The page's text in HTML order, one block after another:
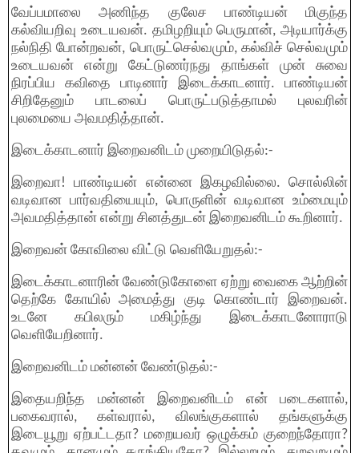
வேப்பமாலை அணிந்த குலேச பாண்டியன் மிகுந்த
கல்வியறிவு உடையவன். தமிழறியும் பெருமான், அடியார்க்கு
நல்நிதி போன்றவன், பொருட்செல்வமும், கல்விச் செல்வமும்
உடையவன் என்று கேட்டுணர்நது தாங்கள் முன் சுவை
நிரப்பிய கவிதை பாடினார் இடைக்காடனார். பாண்டியன்
சிறிதேனும் பாடலைப் பொருட்படுத்தாமல் புலவரின்
புலமையை அவமதித்தான்.
இடைக்காடனார் இறைவனிடம் முறையிடுதல்:-
இறைவா! பாண்டியன் என்னை இகழவில்லை. சொல்லின்
வடிவான பார்வதியையும், பொருளின் வடிவான உம்மையும்
அவமதித்தான் என்று சினத்துடன் இறைவனிடம் கூறினார்.
இறைவன் கோவிலை விட்டு வெளியேறுதல்:-
இடைக்காடனாரின் வேண்டுகோளை ஏற்று வைகை ஆற்றின்
தெற்கே கோயில் அமைத்து குடி கொண்டார் இறைவன்.
உடனே கபிலரும் மகிழ்ந்து இடைக்காடனாேராடு
வெளியேறினார்.
இறைவனிடம் மன்னன் வேண்டுதல்:-
இதையறிந்த மன்னன் இறைவனிடம் என் படைகளால்,
பகைவரால், கள்வரால், விலங்குகளால் தங்களுக்கு
இடையூறு ஏற்பட்டதா? மறையவர் ஒழுக்கம் குறைந்தாேரா?